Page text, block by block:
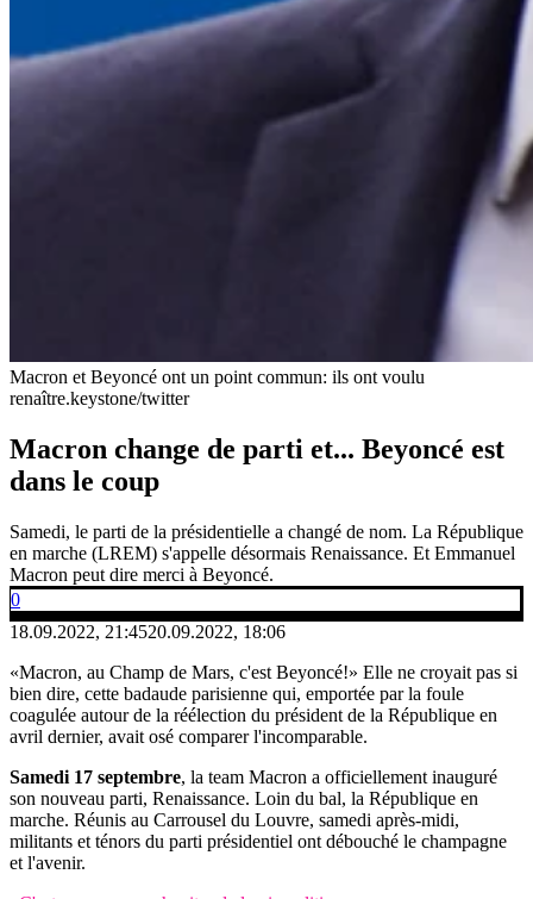
Macron et Beyoncé ont un point commun: ils ont voulu
renaître.keystone/twitter
Macron change de parti et... Beyoncé est
dans le coup
Samedi, le parti de la présidentielle a changé de nom. La République
en marche (LREM) s'appelle désormais Renaissance. Et Emmanuel
Macron peut dire merci à Beyoncé.
0
18.09.2022, 21:4520.09.2022, 18:06
«Macron, au Champ de Mars, c'est Beyoncé!» Elle ne croyait pas si
bien dire, cette badaude parisienne qui, emportée par la foule
coagulée autour de la réélection du président de la République en
avril dernier, avait osé comparer l'incomparable.
Samedi 17 septembre, la team Macron a officiellement inauguré
son nouveau parti, Renaissance. Loin du bal, la République en
marche. Réunis au Carrousel du Louvre, samedi après-midi,
militants et ténors du parti présidentiel ont débouché le champagne
et l'avenir.